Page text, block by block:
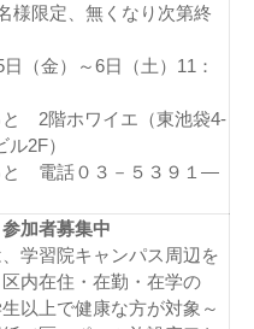
様限定、無くなり次第終
（金）～6日（土）11：
2階ホワイエ（東池袋4-
2F）
と 電話０３－５３９１―
参加者募集中
学習院キャンパス周辺を
内在住・在勤・在学の
以上で健康な方が対象～